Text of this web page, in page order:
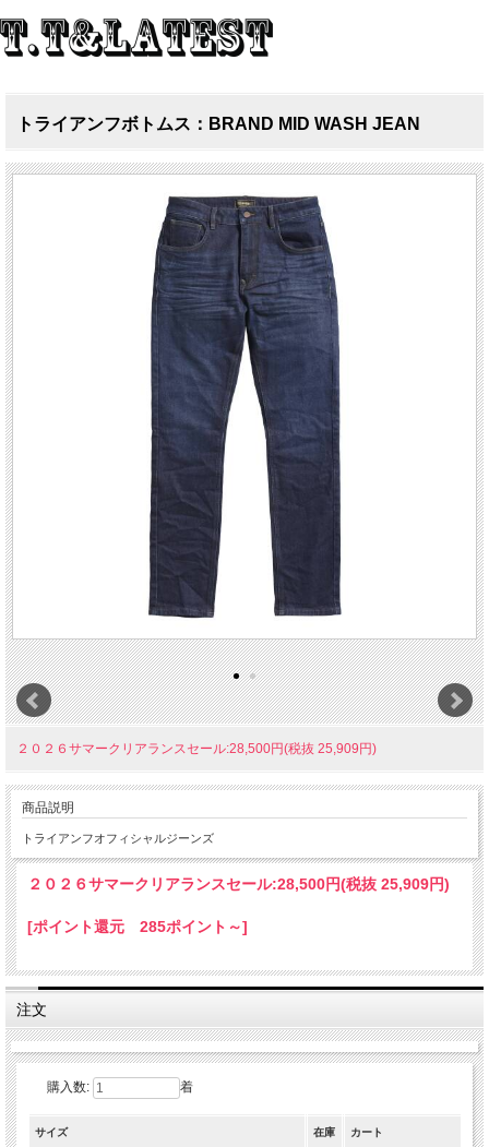
トライアンフボトムス：BRAND MID WASH JEAN
２０２６サマークリアランスセール:28,500円(税抜 25,909円)
商品説明
トライアンフオフィシャルジーンズ
２０２６サマークリアランスセール:28,500円(税抜 25,909円)
[ポイント還元 285ポイント～]
注文
購入数: 着
サイズ 在庫 カート